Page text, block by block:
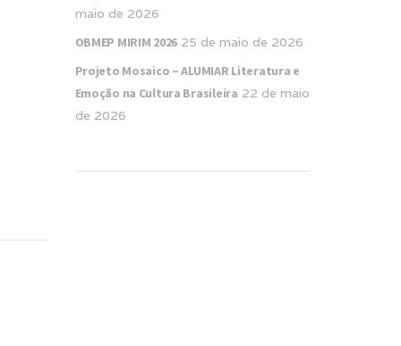
maio de 2026
OBMEP MIRIM 2026 25 de maio de 2026
Projeto Mosaico – ALUMIAR Literatura e
Emoção na Cultura Brasileira 22 de maio
de 2026